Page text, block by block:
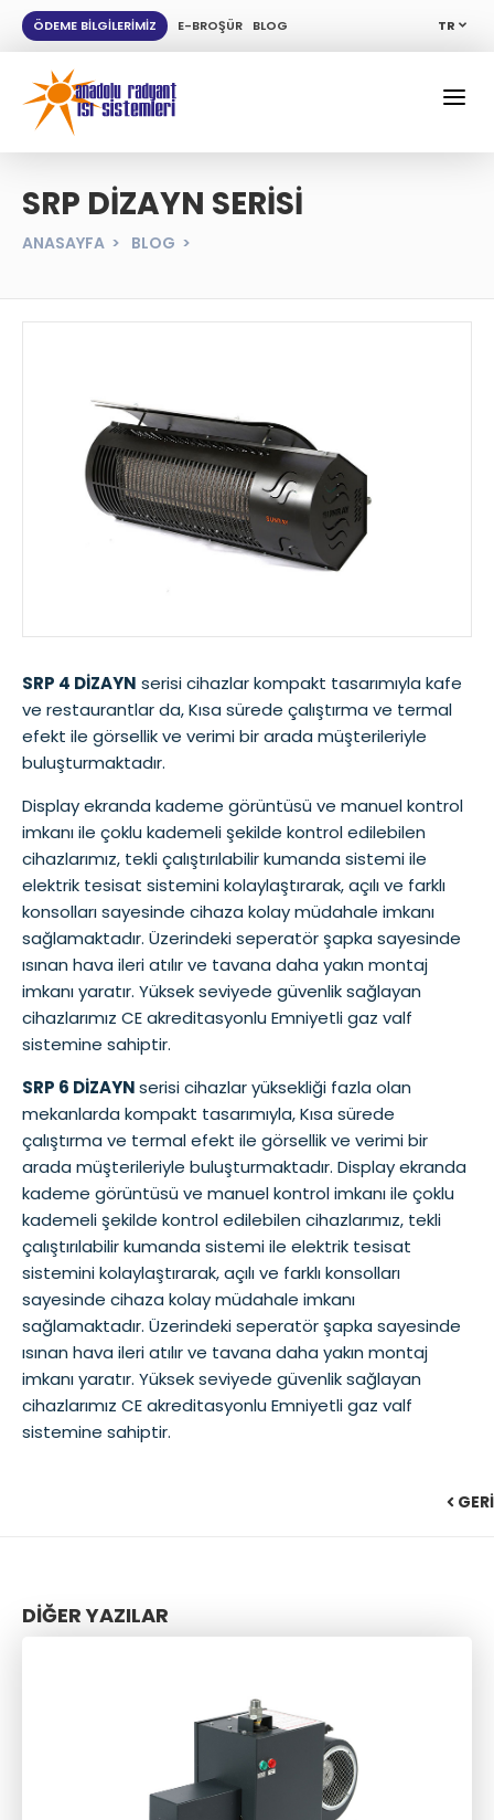
ÖDEME BİLGİLERİMİZ E-BROŞÜR BLOG TR
SRP DİZAYN SERİSİ
ANASAYFA BLOG
SRP 4 DİZAYN serisi cihazlar kompakt tasarımıyla kafe
ve restaurantlar da, Kısa sürede çalıştırma ve termal
efekt ile görsellik ve verimi bir arada müşterileriyle
buluşturmaktadır.
Display ekranda kademe görüntüsü ve manuel kontrol
imkanı ile çoklu kademeli şekilde kontrol edilebilen
cihazlarımız, tekli çalıştırılabilir kumanda sistemi ile
elektrik tesisat sistemini kolaylaştırarak, açılı ve farklı
konsolları sayesinde cihaza kolay müdahale imkanı
sağlamaktadır. Üzerindeki seperatör şapka sayesinde
ısınan hava ileri atılır ve tavana daha yakın montaj
imkanı yaratır. Yüksek seviyede güvenlik sağlayan
cihazlarımız CE akreditasyonlu Emniyetli gaz valf
sistemine sahiptir.
SRP 6 DİZAYNserisi cihazlar yüksekliği fazla olan
mekanlarda kompakt tasarımıyla, Kısa sürede
çalıştırma ve termal efekt ile görsellik ve verimi bir
arada müşterileriyle buluşturmaktadır. Display ekranda
kademe görüntüsü ve manuel kontrol imkanı ile çoklu
kademeli şekilde kontrol edilebilen cihazlarımız, tekli
çalıştırılabilir kumanda sistemi ile elektrik tesisat
sistemini kolaylaştırarak, açılı ve farklı konsolları
sayesinde cihaza kolay müdahale imkanı
sağlamaktadır. Üzerindeki seperatör şapka sayesinde
ısınan hava ileri atılır ve tavana daha yakın montaj
imkanı yaratır. Yüksek seviyede güvenlik sağlayan
cihazlarımız CE akreditasyonlu Emniyetli gaz valf
sistemine sahiptir.
GERİ
DİĞER YAZILAR